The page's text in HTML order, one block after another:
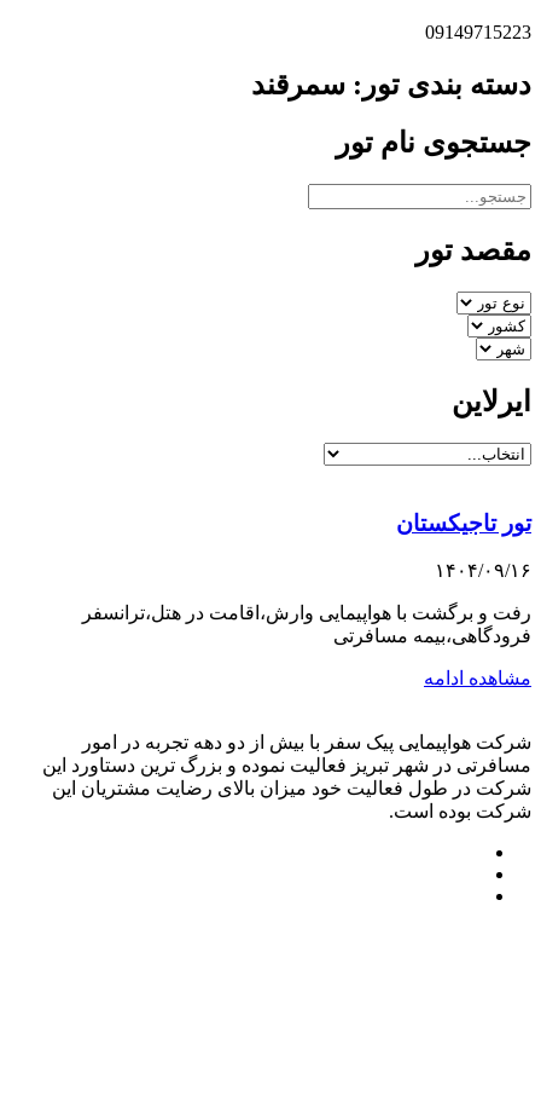
09149715223
دسته بندی تور: سمرقند
جستجوی نام تور
مقصد تور
ایرلاین
تور تاجیکستان
۱۴۰۴/۰۹/۱۶
رفت و برگشت با هواپیمایی وارش،اقامت در هتل،ترانسفر
فرودگاهی،بیمه مسافرتی
مشاهده ادامه
شرکت هواپیمایی پیک سفر با بیش از دو دهه تجربه در امور
مسافرتی در شهر تبریز فعالیت نموده و بزرگ ترین دستاورد این
شرکت در طول فعالیت خود میزان بالای رضایت مشتریان این
شرکت بوده است.